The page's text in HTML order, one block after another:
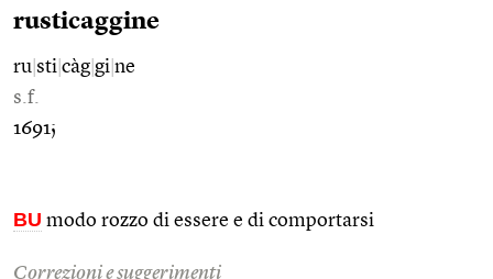
rusticaggine
ru sti càg gi ne
s.f.
1691;
BU modo rozzo di essere e di comportarsi
Correzioni e suggerimenti